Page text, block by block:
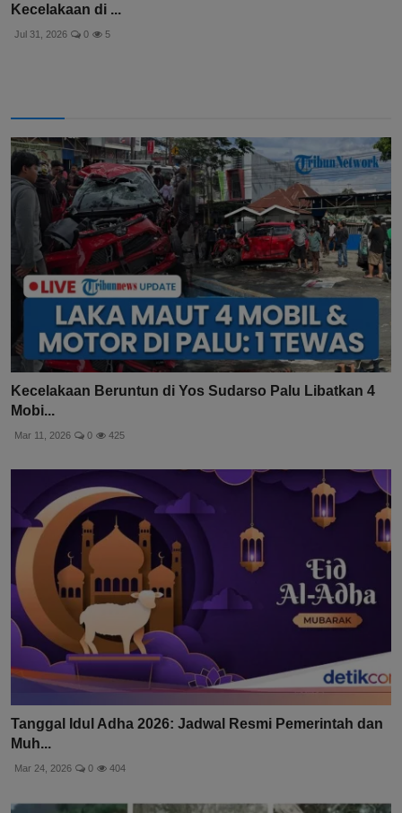
Kecelakaan di ...
Jul 31, 2026 0 5
Kecelakaan Beruntun di Yos Sudarso Palu Libatkan 4
Mobi...
Mar 11, 2026 0 425
Tanggal Idul Adha 2026: Jadwal Resmi Pemerintah dan
Muh...
Mar 24, 2026 0 404